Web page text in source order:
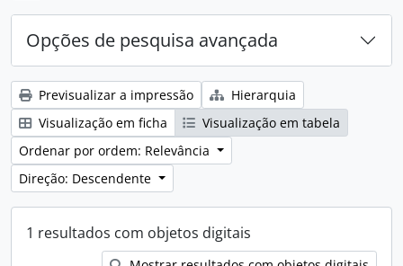
Opções de pesquisa avançada
Previsualizar a impressão
Hierarquia
Visualização em ficha
Visualização em tabela
Ordenar por ordem: Relevância
Direção: Descendente
1 resultados com objetos digitais